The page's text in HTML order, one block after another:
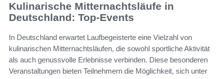
Kulinarische Mitternachtsläufe in
Deutschland: Top-Events
In Deutschland erwartet Laufbegeisterte eine Vielzahl von
kulinarischen Mitternachtsläufen, die sowohl sportliche Aktivität
als auch genussvolle Erlebnisse verbinden. Diese besonderen
Veranstaltungen bieten Teilnehmern die Möglichkeit, sich unter